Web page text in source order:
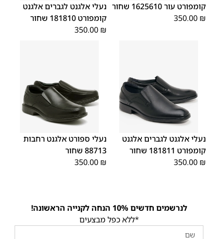
קומפורט עור 1625610 שחור
350.00 ₪
נעלי אלגנט לגברים אלגנט
קומפורט 181810 שחור
350.00 ₪
41
42
46
45
נעלי אלגנט לגברים אלגנט
קומפורט 181811 שחור
350.00 ₪
40
41
42
43
נעלי ספורט אלגנט רחבות
88713 שחור
350.00 ₪
לנרשמים חדשים 10% הנחה לקנייה הראשונה!
*ללא כפל מבצעים